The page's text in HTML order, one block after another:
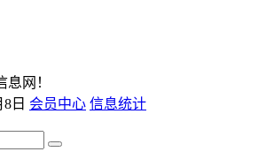
网！
日 会员中心 信息统计